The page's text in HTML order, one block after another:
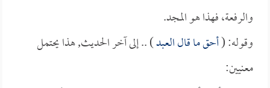
والرفعة، فهذا هو المجد.
وقوله: (أحق ما قال العبد) .. إلى آخر الحديث, هذا يحتمل
معنيين: